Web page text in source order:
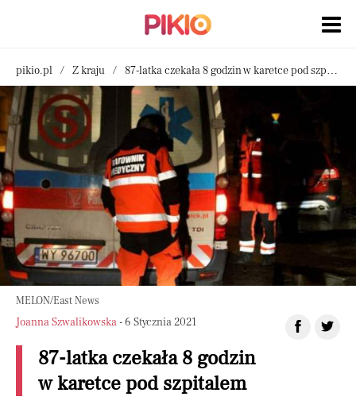
pikio.pl Z kraju 87-latka czekała 8 godzin w karetce pod szpitalem
MELON/East News
Joanna Szwalikowska- 6 Stycznia 2021
87-latka czekała 8 godzin
w karetce pod szpitalem